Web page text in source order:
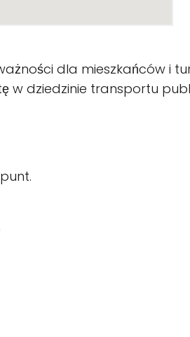
dla mieszkańców i
w dziedzinie transportu